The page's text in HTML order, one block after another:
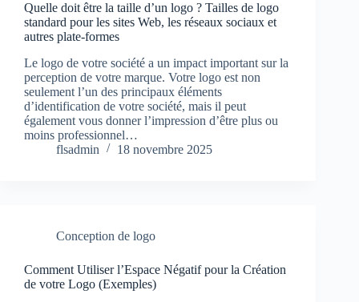
Quelle doit être la taille d’un logo ? Tailles de logo
standard pour les sites Web, les réseaux sociaux et
autres plate-formes
Le logo de votre société a un impact important sur la
perception de votre marque. Votre logo est non
seulement l’un des principaux éléments
d’identification de votre société, mais il peut
également vous donner l’impression d’être plus ou
moins professionnel…
flsadmin
18 novembre 2025
Conception de logo
Comment Utiliser l’Espace Négatif pour la Création
de votre Logo (Exemples)